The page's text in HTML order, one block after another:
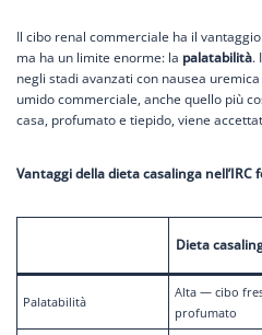
Il cibo renal commerciale ha il
ma ha un limite enorme: la palatabilità.
negli stadi avanzati con nausea
umido commerciale, anche quello più
casa, profumato e tiepido, viene
Vantaggi della dieta casalinga nell’IRC
Dieta
Palatabilità
Alta — cibo
profumato